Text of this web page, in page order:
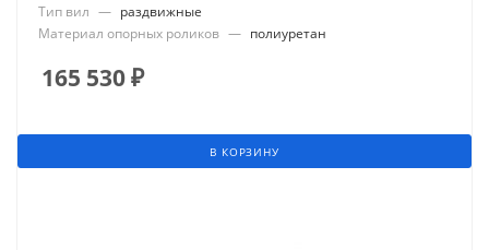
Тип вил — раздвижные
Материал опорных роликов — полиуретан
165 530₽
В КОРЗИНУ